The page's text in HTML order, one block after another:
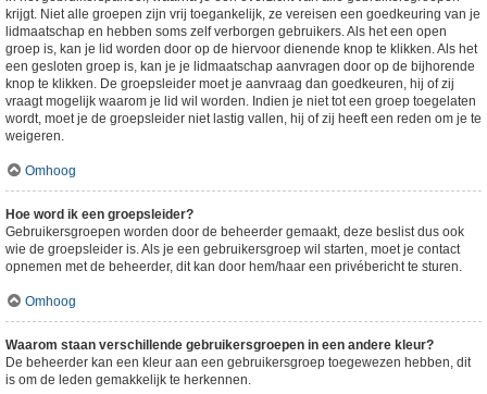
krijgt. Niet alle groepen zijn vrij toegankelijk, ze vereisen een goedkeuring van je
lidmaatschap en hebben soms zelf verborgen gebruikers. Als het een open
groep is, kan je lid worden door op de hiervoor dienende knop te klikken. Als het
een gesloten groep is, kan je je lidmaatschap aanvragen door op de bijhorende
knop te klikken. De groepsleider moet je aanvraag dan goedkeuren, hij of zij
vraagt mogelijk waarom je lid wil worden. Indien je niet tot een groep toegelaten
wordt, moet je de groepsleider niet lastig vallen, hij of zij heeft een reden om je te
weigeren.
Omhoog
Hoe word ik een groepsleider?
Gebruikersgroepen worden door de beheerder gemaakt, deze beslist dus ook
wie de groepsleider is. Als je een gebruikersgroep wil starten, moet je contact
opnemen met de beheerder, dit kan door hem/haar een privébericht te sturen.
Omhoog
Waarom staan verschillende gebruikersgroepen in een andere kleur?
De beheerder kan een kleur aan een gebruikersgroep toegewezen hebben, dit
is om de leden gemakkelijk te herkennen.